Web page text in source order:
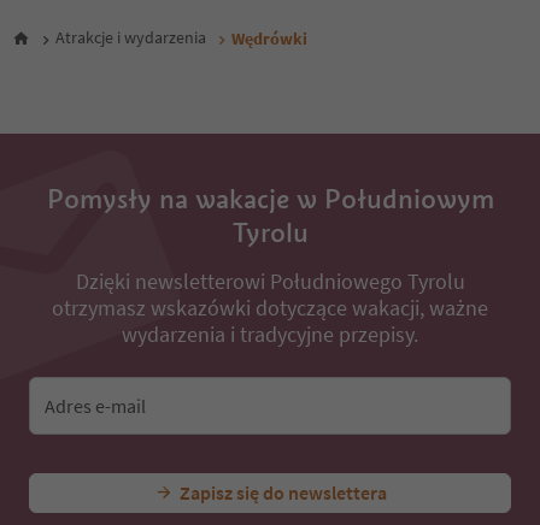
29
33
43
45
47
Atrakcje i wydarzenia Wędrówki
Pomysły na wakacje w Południowym
Tyrolu
Dzięki newsletterowi Południowego Tyrolu
otrzymasz wskazówki dotyczące wakacji, ważne
wydarzenia i tradycyjne przepisy.
Adres e-mail
Zapisz się do newslettera